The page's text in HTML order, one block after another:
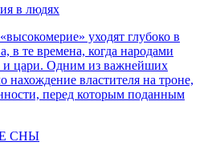
в людях
уходят глубоко в
в те времена, когда народами
и цари. Одним из важнейших
нахождение властителя на троне,
перед которым поданным
СНЫ